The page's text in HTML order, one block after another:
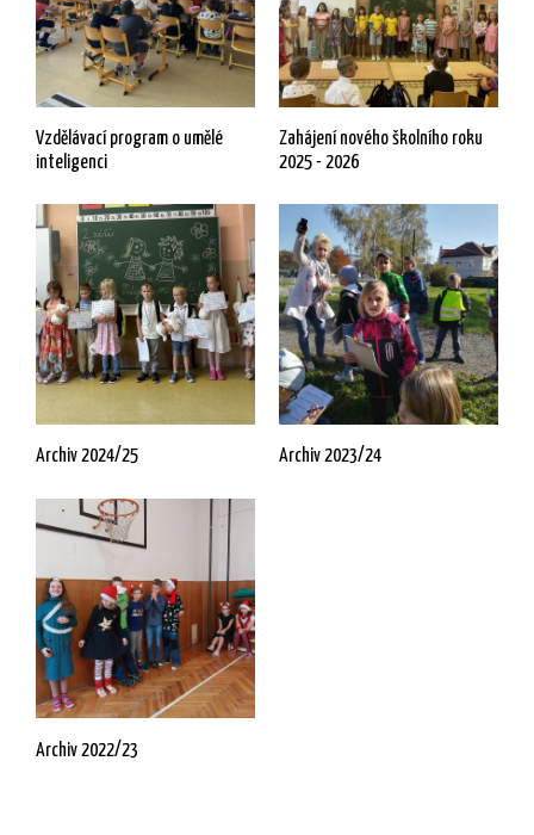
Vzdělávací program o umělé
inteligenci
Zahájení nového školního roku
2025 - 2026
Archiv 2024/25 Archiv 2023/24
Archiv 2022/23